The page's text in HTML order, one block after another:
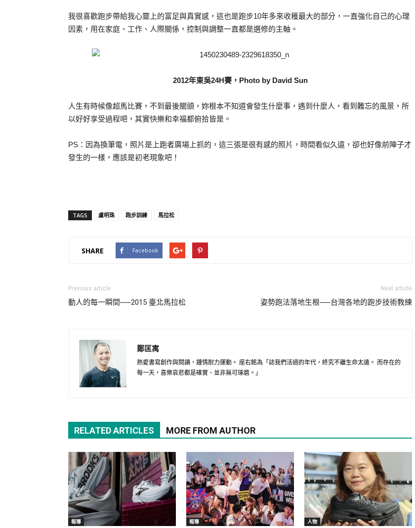
我很喜歡跑步帶給我心靈上的富足與真實感，這也是跑步10年多來收穫最大的部分，一直強化自己的心理
因素，用在家庭、工作、人際關係，控制與調整一直都是選修的主軸。
2012年東吳24H賽，Photo by David Sun
人生有時候像超馬比賽，不到最後關頭，妳根本不知道會發生什麼事，遇到什麼人，看到難忘的風景，所
以好好享受過程吧，其實快樂和幸福都俯拾皆是。
PS：因為換筆電，照片是上跑者廣場上抓的，這三張是很有感的照片，時間看似久遠，卻也好像前陣子才
發生的一樣，應該是初老現象吧！
TAGS 盧明珠 跑步訓練 馬拉松
SHARE Facebook
Previous article
動人的每一瞬間──2015 臺北馬拉松
Next article
姿勢跑法落地生根──台灣各地的跑步技術教練
鄭匡寓
熱愛書寫創作與閱讀，鍾情耐力運動。 座右銘為「誌我們活過的年代，終究不離生命太遠。 而存在的
每一天，喜樂哀悲都是確實、並非無可琢磨。」
RELATED ARTICLES MORE FROM AUTHOR
報導 報導 人物